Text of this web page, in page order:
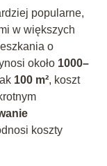
popularne,
w większych
o
około 1000–
100 m², koszt
koszty